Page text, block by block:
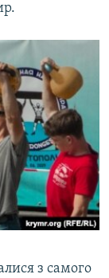
з самого